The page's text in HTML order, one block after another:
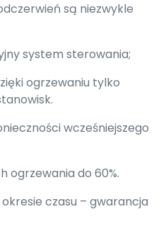
są niezwykle
system sterowania;
ogrzewaniu tylko
wcześniejszego
ogrzewania do 60%.
czasu – gwarancja